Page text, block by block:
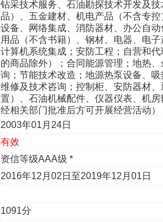
钻采技术服务、石油勘探技术开发及
品）、五金建材、机电产品（不含专
设备、网络集成、消防器材、办公自
用品（不含书籍）、钢材、电器、电
计算机系统集成；安防工程；自营和
的商品除外）；合同能源管理；地热
询；节能技术改造；地源热泵设备、
维修及技术咨询；控制柜、安防器材
置）、石油机械配件、仪器仪表、机
经相关部门批准后方可开展经营活动）
2003年01月24日
有效
资信等级AAA级 *
2016年12月02日至2019年12月01日
1091分